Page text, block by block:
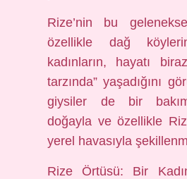
Rize’nin bu
özellikle dağ
kadınların, hayatı
tarzında” yaşadığını
giysiler de bir
doğayla ve özellikle
yerel havasıyla
Rize Örtüsü: Bir